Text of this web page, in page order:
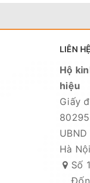
LIÊN HỆ
Hộ
hiệu
Giấy
Hà
Số